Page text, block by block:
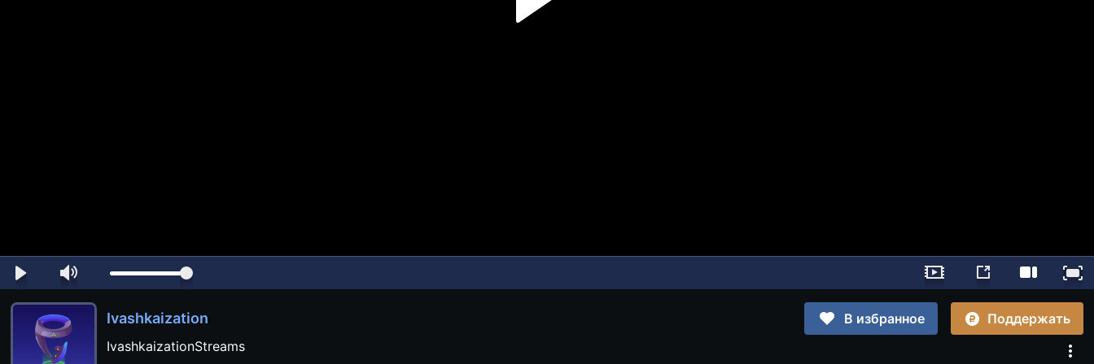
Ivashkaization В избранное
Поддержать
IvashkaizationStreams